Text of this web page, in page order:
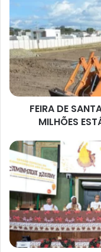
SANTANA:
OBRA
ESTIMADA
EM
R$
11
MILHÕES
ABANDONADA
CIDADE
FEIRA DE
MILHÕES
Suíca
reúne
comunidade
para
celebrar
os
25
anos